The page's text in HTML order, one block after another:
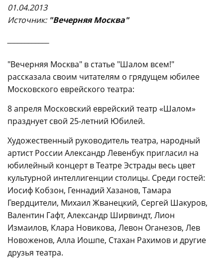
01.04.2013
Источник: "Вечерняя Москва"
"Вечерняя Москва" в статье "Шалом всем!"
рассказала своим читателям о грядущем юбилее
Московского еврейского театра:
8 апреля Московский еврейский театр «Шалом»
празднует свой 25-летний Юбилей.
Художественный руководитель театра, народный
артист России Александр Левенбук пригласил на
юбилейный концерт в Театре Эстрады весь цвет
культурной интеллигенции столицы. Среди гостей:
Иосиф Кобзон, Геннадий Хазанов, Тамара
Гвердцители, Михаил Жванецкий, Сергей Шакуров,
Валентин Гафт, Александр Ширвиндт, Лион
Измаилов, Клара Новикова, Левон Оганезов, Лев
Новоженов, Алла Иошпе, Стахан Рахимов и другие
друзья театра.